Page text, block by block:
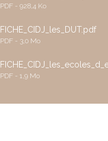
PDF 928,4 Ko
FICHE_CIDJ_les_DUT.pdf
PDF 3,0 Mo
PDF 1,9 Mo